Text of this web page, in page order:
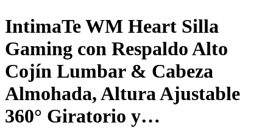
IntimaTe WM Heart Silla
Gaming con Respaldo Alto
Cojín Lumbar & Cabeza
Almohada, Altura Ajustable
360° Giratorio y…